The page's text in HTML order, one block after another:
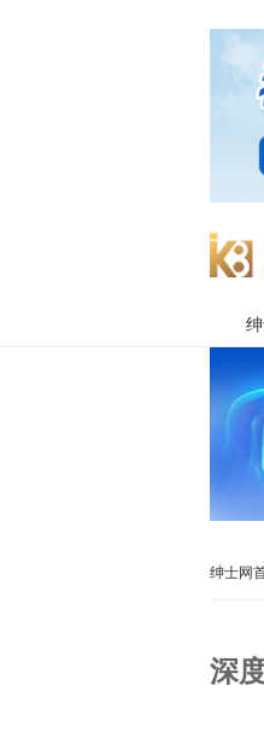
绅士网
深